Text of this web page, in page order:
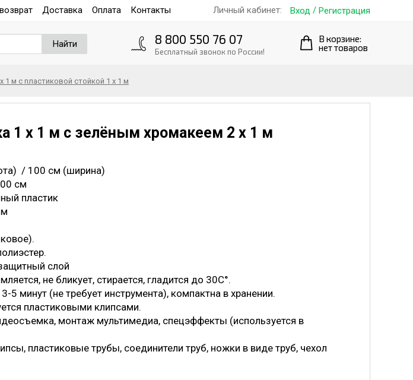
Доставка Оплата Контакты Личный кабинет: Вход / Регистрация
Найти 8 800 550 76 07
Бесплатный звонок по России!
В корзине:
нет товаров
1 м с пластиковой стойкой 1 х 1 м
1 х 1 м с зелёным хромакеем 2 х 1 м
/ 100 см (ширина)
см
пластик
слой
не бликует, стирается, гладится до 30С°.
5 минут (не требует инструмента), компактна в хранении.
пластиковыми клипсами.
монтаж мультимедиа, спецэффекты (используется в
пластиковые трубы, соединители труб, ножки в виде труб, чехол